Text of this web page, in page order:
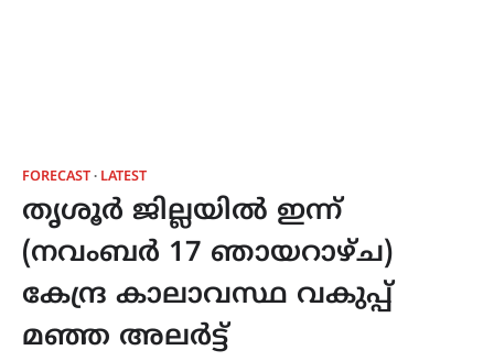
FORECAST LATEST
തൃശൂർ ജില്ലയിൽ ഇന്ന്
(നവംബർ 17 ഞായറാഴ്ച)
കേന്ദ്ര കാലാവസ്ഥ വകുപ്പ്
മഞ്ഞ അലർട്ട്